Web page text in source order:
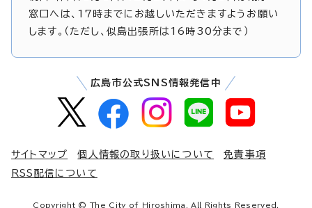
窓口へは、17時までにお越しいただきますようお願い
します。（ただし、似島出張所は16時30分まで）
広島市公式SNS情報発信中
サイトマップ 個人情報の取り扱いについて
免責事項
RSS配信について
Copyright © The City of Hiroshima. All Rights Reserved.